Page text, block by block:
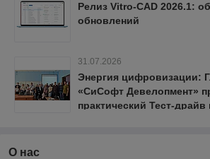
Релиз Vitro-CAD 2026.1:
обновлений
31.07.2026
Энергия цифровизации:
«СиСофт Девелопмент»
практический Тест-
О нас